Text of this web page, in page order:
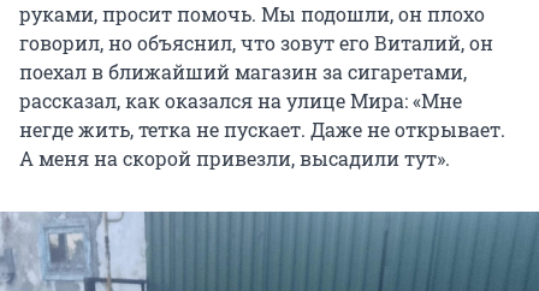
руками, просит помочь. Мы подошли, он плохо
говорил, но объяснил, что зовут его Виталий, он
поехал в ближайший магазин за сигаретами,
рассказал, как оказался на улице Мира: «Мне
негде жить, тетка не пускает. Даже не открывает.
А меня на скорой привезли, высадили тут».